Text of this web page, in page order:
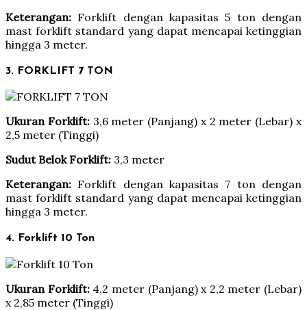
Keterangan: Forklift dengan kapasitas 5 ton dengan
mast forklift standard yang dapat mencapai ketinggian
hingga 3 meter.
3. FORKLIFT 7 TON
Ukuran Forklift:3,6 meter (Panjang) x 2 meter (Lebar) x
2,5 meter (Tinggi)
Sudut Belok Forklift: 3,3 meter
Keterangan: Forklift dengan kapasitas 7 ton dengan
mast forklift standard yang dapat mencapai ketinggian
hingga 3 meter.
4. Forklift 10 Ton
Ukuran Forklift:4,2 meter (Panjang) x 2,2 meter (Lebar)
x 2,85 meter (Tinggi)